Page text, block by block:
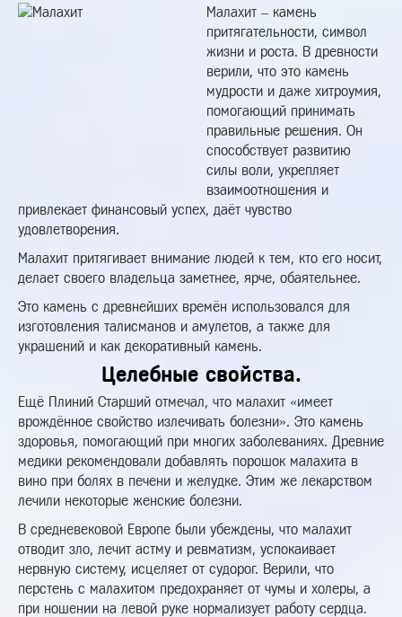
Малахит – камень
притягательности, символ
жизни и роста. В древности
верили, что это камень
мудрости и даже хитроумия,
помогающий принимать
правильные решения. Он
способствует развитию
силы воли, укрепляет
взаимоотношения и
привлекает финансовый успех, даёт чувство
удовлетворения.
Малахит притягивает внимание людей к тем, кто его носит,
делает своего владельца заметнее, ярче, обаятельнее.
Это камень с древнейших времён использовался для
изготовления талисманов и амулетов, а также для
украшений и как декоративный камень.
Целебные свойства.
Ещё Плиний Старший отмечал, что малахит «имеет
врождённое свойство излечивать болезни». Это камень
здоровья, помогающий при многих заболеваниях. Древние
медики рекомендовали добавлять порошок малахита в
вино при болях в печени и желудке. Этим же лекарством
лечили некоторые женские болезни.
В средневековой Европе были убеждены, что малахит
отводит зло, лечит астму и ревматизм, успокаивает
нервную систему, исцеляет от судорог. Верили, что
перстень с малахитом предохраняет от чумы и холеры, а
при ношении на левой руке нормализует работу сердца.